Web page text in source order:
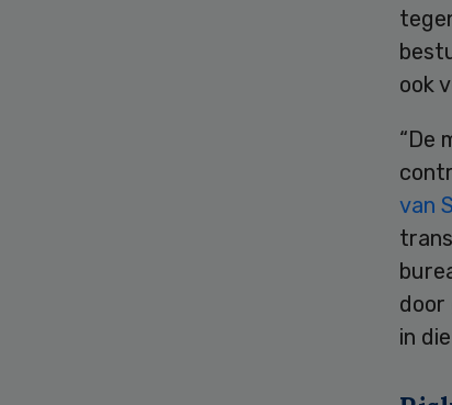
ook
“De
van
door
in